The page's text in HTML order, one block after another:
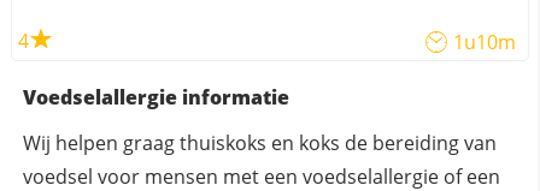
4 1u10m
Voedselallergie informatie
Wij helpen graag thuiskoks en koks de bereiding van
voedsel voor mensen met een voedselallergie of een